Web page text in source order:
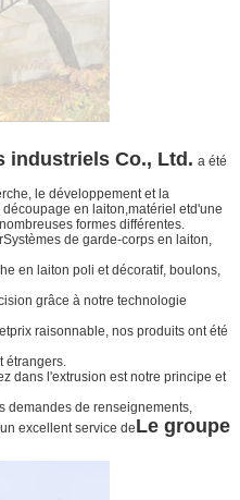
industriels Co., Ltd. a été
le développement et la
découpage en laiton,matériel etd'une
formes différentes.
Systèmes de garde-corps en laiton,
en laiton poli et décoratif, boulons,
grâce à notre technologie
prix raisonnable, nos produits ont été
étrangers.
dans l'extrusion est notre principe et
demandes de renseignements,
excellent service deLe groupe